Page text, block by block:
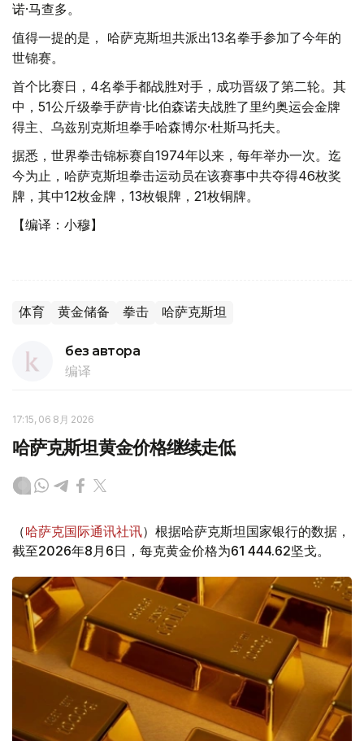
诺·马查多。
值得一提的是， 哈萨克斯坦共派出13名拳手参加了今年的
世锦赛。
首个比赛日，4名拳手都战胜对手，成功晋级了第二轮。其
中，51公斤级拳手萨肯·比伯森诺夫战胜了里约奥运会金牌
得主、乌兹别克斯坦拳手哈森博尔·杜斯马托夫。
据悉，世界拳击锦标赛自1974年以来，每年举办一次。迄
今为止，哈萨克斯坦拳击运动员在该赛事中共夺得46枚奖
牌，其中12枚金牌，13枚银牌，21枚铜牌。
【编译：小穆】
体育 黄金储备 拳击 哈萨克斯坦
без автора
编译
17:15, 06 8月 2026
哈萨克斯坦黄金价格继续走低
（哈萨克国际通讯社讯）根据哈萨克斯坦国家银行的数据，
截至2026年8月6日，每克黄金价格为61 444.62坚戈。